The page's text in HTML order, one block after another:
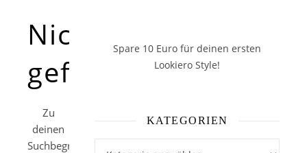
Nichts
gefunden!
Zu
deinen
Suchbegriffen
Spare 10 Euro für deinen ersten
Lookiero Style!
KATEGORIEN